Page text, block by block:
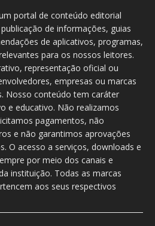
portal de conteúdo editorial
de informações, guias
de aplicativos, programas,
para os nossos leitores.
representação oficial ou
empresas ou marcas
Nosso conteúdo tem caráter
e educativo. Não realizamos
pagamentos, não
e não garantimos aprovações
O acesso a serviços, downloads e
por meio dos canais e
instituição. Todas as marcas
aos seus respectivos